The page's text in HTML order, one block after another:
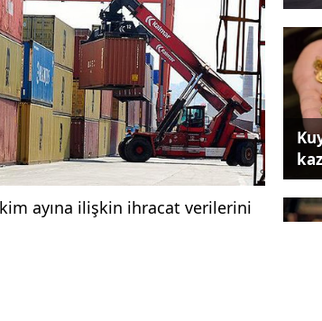
ayına ilişkin ihracat verilerini